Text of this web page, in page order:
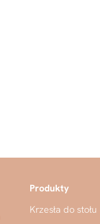
Produkty
Krzesła do stołu